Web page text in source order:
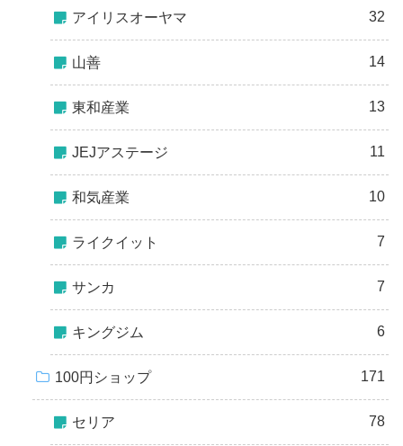
アイリスオーヤマ 32
山善 14
東和産業 13
JEJアステージ 11
和気産業 10
ライクイット 7
サンカ 7
キングジム 6
100円ショップ 171
セリア 78